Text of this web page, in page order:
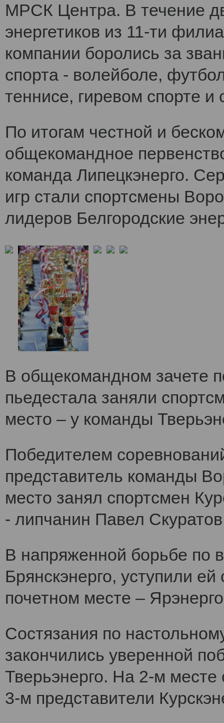
МРСК Центра. В течение
энергетиков из 11-ти
компании боролись за
спорта - волейболе,
теннисе, гиревом спорте и
По итогам честной и
общекомандное
команда Липецкэнерго.
игр стали спортсмены
лидеров Белгородские
В общекомандном зачете
пьедестала заняли
место – у команды
Победителем
представитель команды
место занял спортсмен
- липчанин Павел
В напряженной борьбе по
Брянскэнерго, уступили
почетном месте –
Состязания по
закончились уверенной
Тверьэнерго. На 2-м
3-м представители